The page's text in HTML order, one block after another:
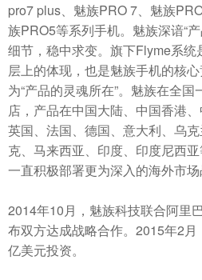
pro7 plus、魅族PRO 7、魅族
族PRO5等系列手机。魅族深谙“
细节，稳中求变。旗下Flyme系
层上的体现，也是魅族手机的核
为“产品的灵魂所在”。魅族在全
店，产品在中国大陆、中国香港、
英国、法国、德国、意大利、乌
克、马来西亚、印度、印度尼西
一直积极部署更为深入的海外市场
2014年10月，魅族科技联合阿里
布双方达成战略合作。2015年2
亿美元投资。